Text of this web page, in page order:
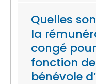
Quelles
la
congé
fonction
bénévole